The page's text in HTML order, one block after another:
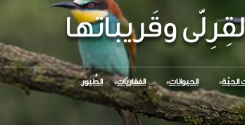
وقَريباتها
الحيّة الحيوانات الفقاريّات الطُّيور